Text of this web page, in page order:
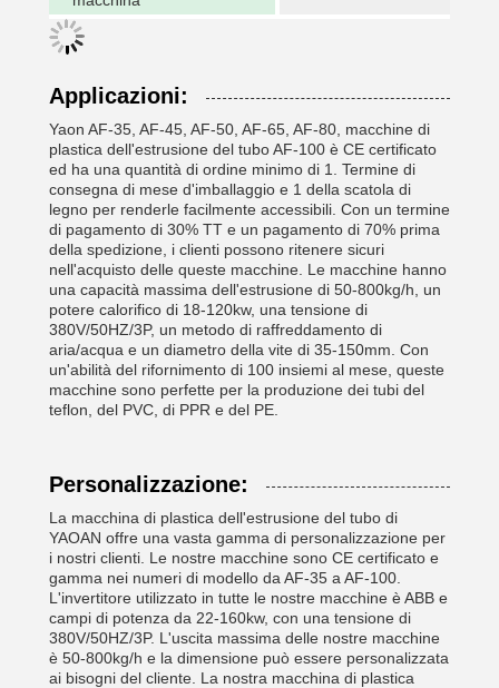
Applicazioni:
Yaon AF-35, AF-45, AF-50, AF-65, AF-80, macchine di
plastica dell'estrusione del tubo AF-100 è CE certificato
ed ha una quantità di ordine minimo di 1. Termine di
consegna di mese d'imballaggio e 1 della scatola di
legno per renderle facilmente accessibili. Con un termine
di pagamento di 30% TT e un pagamento di 70% prima
della spedizione, i clienti possono ritenere sicuri
nell'acquisto delle queste macchine. Le macchine hanno
una capacità massima dell'estrusione di 50-800kg/h, un
potere calorifico di 18-120kw, una tensione di
380V/50HZ/3P, un metodo di raffreddamento di
aria/acqua e un diametro della vite di 35-150mm. Con
un'abilità del rifornimento di 100 insiemi al mese, queste
macchine sono perfette per la produzione dei tubi del
teflon, del PVC, di PPR e del PE.
Personalizzazione:
La macchina di plastica dell'estrusione del tubo di
YAOAN offre una vasta gamma di personalizzazione per
i nostri clienti. Le nostre macchine sono CE certificato e
gamma nei numeri di modello da AF-35 a AF-100.
L'invertitore utilizzato in tutte le nostre macchine è ABB e
campi di potenza da 22-160kw, con una tensione di
380V/50HZ/3P. L'uscita massima delle nostre macchine
è 50-800kg/h e la dimensione può essere personalizzata
ai bisogni del cliente. La nostra macchina di plastica